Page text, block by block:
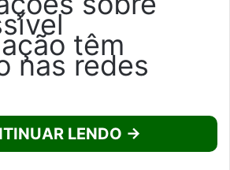
têm
nas redes
LENDO →